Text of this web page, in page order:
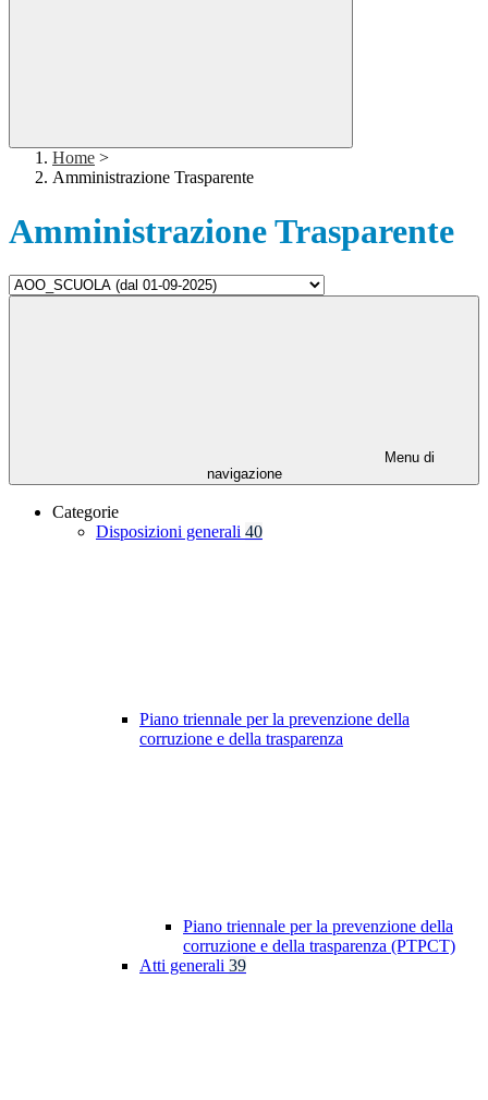
Home >
Amministrazione Trasparente
Amministrazione Trasparente
Menu di
navigazione
Categorie
Disposizioni generali 40
Piano triennale per la prevenzione della
corruzione e della trasparenza
Piano triennale per la prevenzione della
corruzione e della trasparenza (PTPCT)
Atti generali 39